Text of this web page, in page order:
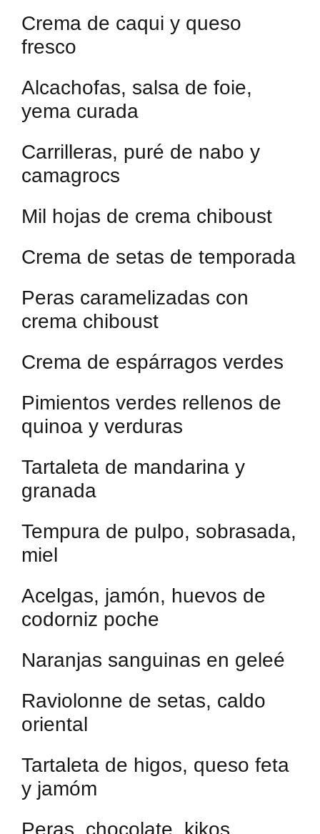
Crema de caqui y queso
fresco
Alcachofas, salsa de foie,
yema curada
Carrilleras, puré de nabo y
camagrocs
Mil hojas de crema chiboust
Crema de setas de temporada
Peras caramelizadas con
crema chiboust
Crema de espárragos verdes
Pimientos verdes rellenos de
quinoa y verduras
Tartaleta de mandarina y
granada
Tempura de pulpo, sobrasada,
miel
Acelgas, jamón, huevos de
codorniz poche
Naranjas sanguinas en geleé
Raviolonne de setas, caldo
oriental
Tartaleta de higos, queso feta
y jamóm
Peras, chocolate, kikos